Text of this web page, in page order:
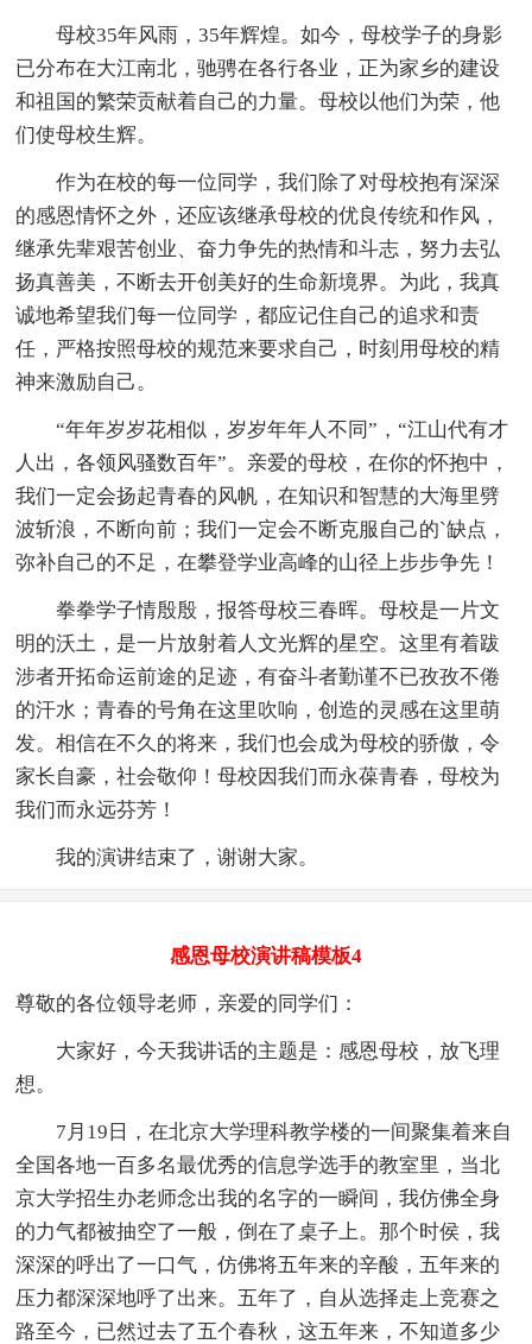
母校35年风雨，35年辉煌。如今，母校学子的身影
已分布在大江南北，驰骋在各行各业，正为家乡的建设
和祖国的繁荣贡献着自己的力量。母校以他们为荣，他
们使母校生辉。
作为在校的每一位同学，我们除了对母校抱有深深
的感恩情怀之外，还应该继承母校的优良传统和作风，
继承先辈艰苦创业、奋力争先的热情和斗志，努力去弘
扬真善美，不断去开创美好的生命新境界。为此，我真
诚地希望我们每一位同学，都应记住自己的追求和责
任，严格按照母校的规范来要求自己，时刻用母校的精
神来激励自己。
“年年岁岁花相似，岁岁年年人不同”，“江山代有才
人出，各领风骚数百年”。亲爱的母校，在你的怀抱中，
我们一定会扬起青春的风帆，在知识和智慧的大海里劈
波斩浪，不断向前；我们一定会不断克服自己的`缺点，
弥补自己的不足，在攀登学业高峰的山径上步步争先！
拳拳学子情殷殷，报答母校三春晖。母校是一片文
明的沃土，是一片放射着人文光辉的星空。这里有着跋
涉者开拓命运前途的足迹，有奋斗者勤谨不已孜孜不倦
的汗水；青春的号角在这里吹响，创造的灵感在这里萌
发。相信在不久的将来，我们也会成为母校的骄傲，令
家长自豪，社会敬仰！母校因我们而永葆青春，母校为
我们而永远芬芳！
我的演讲结束了，谢谢大家。
感恩母校演讲稿模板4
尊敬的各位领导老师，亲爱的同学们：
大家好，今天我讲话的主题是：感恩母校，放飞理
想。
7月19日，在北京大学理科教学楼的一间聚集着来自
全国各地一百多名最优秀的信息学选手的教室里，当北
京大学招生办老师念出我的名字的一瞬间，我仿佛全身
的力气都被抽空了一般，倒在了桌子上。那个时侯，我
深深的呼出了一口气，仿佛将五年来的辛酸，五年来的
压力都深深地呼了出来。五年了，自从选择走上竞赛之
路至今，已然过去了五个春秋，这五年来，不知道多少